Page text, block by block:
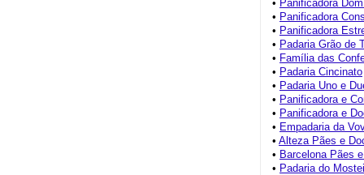
• Panificadora
• Panificadora
• Panificadora
• Padaria Grão de
• Família das
• Padaria Cincinato
• Padaria Uno e
• Panificadora e
• Panificadora e
• Empadaria da
• Alteza Pães e
• Barcelona Pães
• Padaria do